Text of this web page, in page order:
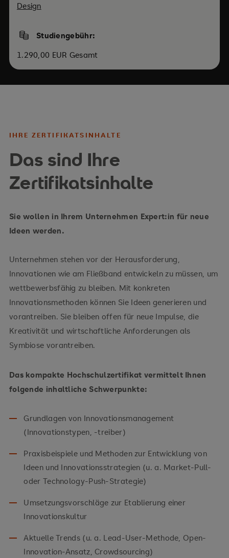
Design
Studiengebühr:
1.290,00 EUR Gesamt
IHRE ZERTIFIKATSINHALTE
Das sind Ihre
Zertifikatsinhalte
Sie wollen in Ihrem Unternehmen Expert:in für neue
Ideen werden.
Unternehmen stehen vor der Herausforderung,
Innovationen wie am Fließband entwickeln zu müssen, um
wettbewerbsfähig zu bleiben. Mit konkreten
Innovationsmethoden können Sie Ideen generieren und
vorantreiben. Sie bleiben offen für neue Impulse, die
Kreativität und wirtschaftliche Anforderungen als
Symbiose vorantreiben.
Das kompakte Hochschulzertifikat vermittelt Ihnen
folgende inhaltliche Schwerpunkte:
Grundlagen von Innovationsmanagement
(Innovationstypen, -treiber)
Praxisbeispiele und Methoden zur Entwicklung von
Ideen und Innovationsstrategien (u. a. Market-Pull-
oder Technology-Push-Strategie)
Umsetzungsvorschläge zur Etablierung einer
Innovationskultur
Aktuelle Trends (u. a. Lead-User-Methode, Open-
Innovation-Ansatz, Crowdsourcing)